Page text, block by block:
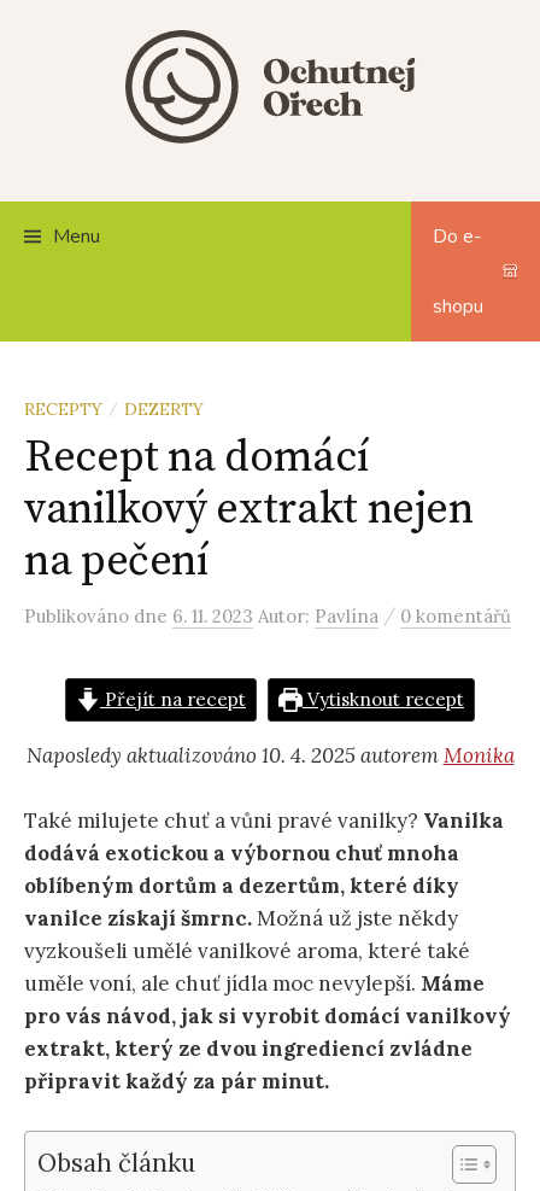
Menu Do e-
shopu
RECEPTY / DEZERTY
Recept na domácí
vanilkový extrakt nejen
na pečení
Publikováno dne 6. 11. 2023 Autor: Pavlína / 0 komentářů
Přejít na recept Vytisknout recept
Naposledy aktualizováno 10. 4. 2025 autoremMonika
Také milujete chuť a vůni pravé vanilky? Vanilka
dodává exotickou a výbornou chuť mnoha
oblíbeným dortům a dezertům, které díky
vanilce získají šmrnc.Možná už jste někdy
vyzkoušeli umělé vanilkové aroma, které také
uměle voní, ale chuť jídla moc nevylepší. Máme
pro vás návod, jak si vyrobit domácí vanilkový
extrakt, který ze dvou ingrediencí zvládne
připravit každý za pár minut.
Obsah článku